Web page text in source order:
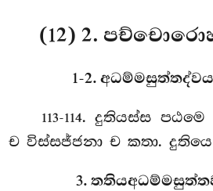
(12) 2.
1-2.
113-114. දුතියස්ස පඨමෙ
ච විස්සජ්ජනා ච කතා.
3.